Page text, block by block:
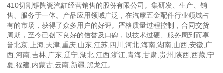
410切割锯陶瓷汽缸经营销售的股份有限公司。集研发、生产、销
售、服务于一体。产品应用领域广泛，在汽摩五金配件行业领域占
有的市场，获得了众多用户的好评。严格质量过程控制，合同交货
周期，至今已创下良好的信誉及口碑，以技术过硬、服务周到而享
誉北京;上海;天津;重庆;山东;江苏;四川;河北;海南;湖南;山西;安徽;广
西;河南;吉林;广东;辽宁;湖北;江西;浙江;青海;甘肃;贵州;陕西;西藏;宁
夏;福建;内蒙古;云南;新疆;黑龙江。